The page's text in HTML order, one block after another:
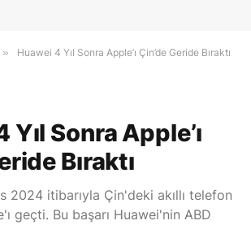
» Huawei 4 Yıl Sonra Apple’ı Çin’de Geride Bıraktı
Yıl Sonra Apple’ı
Bıraktı
2024 itibarıyla Çin'deki akıllı telefon
geçti. Bu başarı Huawei'nin ABD